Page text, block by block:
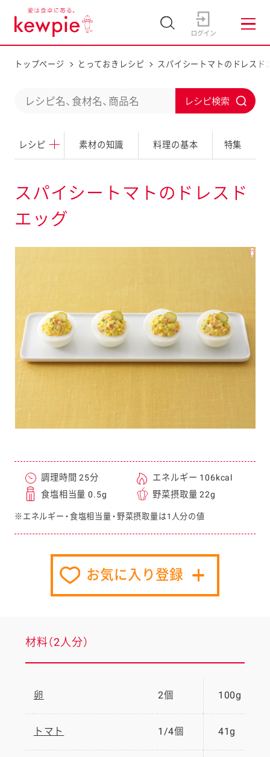
トップページ とっておきレシピ スパイシートマトのドレスド
レシピ 素材の知識 料理の基本 特集
d
c
t
h
b
スパイシートマトのドレスド
エッグ
調理時間 25分
エネルギー 106kcal
食塩相当量 0.5g
野菜摂取量 22g
※エネルギー・食塩相当量・野菜摂取量は1人分の値
お気に入り登録
材料（2人分）
卵 2個 100g
トマト 1/4個 41g